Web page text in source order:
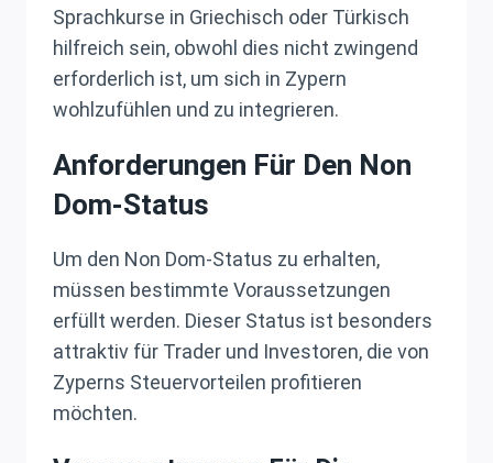
Sprachkurse in Griechisch oder Türkisch
hilfreich sein, obwohl dies nicht zwingend
erforderlich ist, um sich in Zypern
wohlzufühlen und zu integrieren.
Anforderungen Für Den Non
Dom-Status
Um den Non Dom-Status zu erhalten,
müssen bestimmte Voraussetzungen
erfüllt werden. Dieser Status ist besonders
attraktiv für Trader und Investoren, die von
Zyperns Steuervorteilen profitieren
möchten.